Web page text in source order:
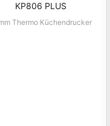
KP806 PLUS
Thermo Küchendrucker